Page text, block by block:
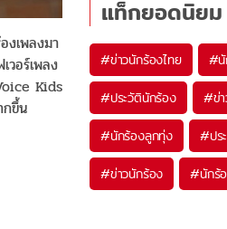
งเพลงมา
วอร์เพลง
Kids
กขึ้น
แท็กยอดนิยม
#ข่าวนักร้องไทย #
#ประวัตินักร้อง #ข่
#นักร้องลูกทุ่ง #ป
#ข่าวนักร้อง #นักร้